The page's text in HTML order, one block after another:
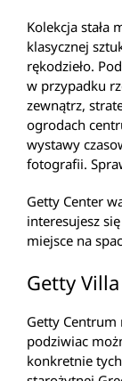
Kolekcja stała
klasycznej
rękodzieło.
w przypadku
zewnątrz,
ogrodach
wystawy
fotografii.
Getty Center
interesujesz
miejsce na
Getty Villa
Getty
podziwiac
konkretnie